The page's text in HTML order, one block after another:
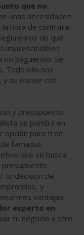
que no
unas necesidades
hora de contratar
de que
imprescindibles
no paguemos de
Todo ello nos
su encaje con
y presupuesto
se pondrá en
opción para ti en
llamadas
que se busca
presupuesto
tu decisión de
y
ventajas
experto en
tu negocio a otro